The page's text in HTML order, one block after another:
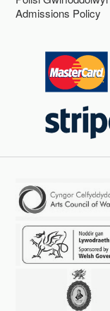
Admissions Policy